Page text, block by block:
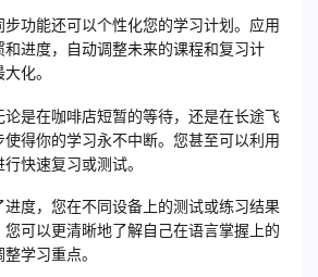
步功能还可以个性化您的学习计划。应用
进度，自动调整未来的课程和复习计
化。
论是在咖啡店短暂的等待，还是在长途飞
得你的学习永不中断。您甚至可以利用
快速复习或测试。
进度，您在不同设备上的测试或练习结果
可以更清晰地了解自己在语言掌握上的
学习重点。